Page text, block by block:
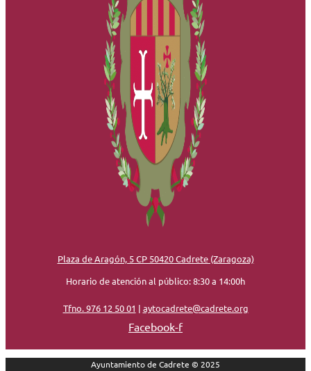
Plaza de Aragón, 5 CP 50420 Cadrete (Zaragoza)
Horario de atención al público: 8:30 a 14:00h
Tfno. 976 12 50 01 | aytocadrete@cadrete.org
Facebook-f
Ayuntamiento de Cadrete © 2025